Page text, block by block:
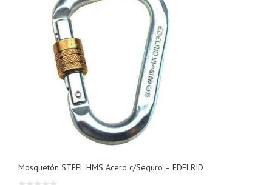
Mosquetón STEEL HMS Acero c/Seguro – EDELRID